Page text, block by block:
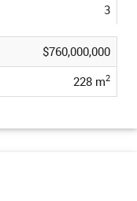
3
$760,000,000
228 m2